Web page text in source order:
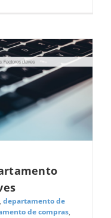
, departamento de
de compras,